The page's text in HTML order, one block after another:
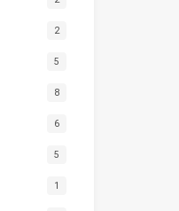
2
5
8
6
5
1